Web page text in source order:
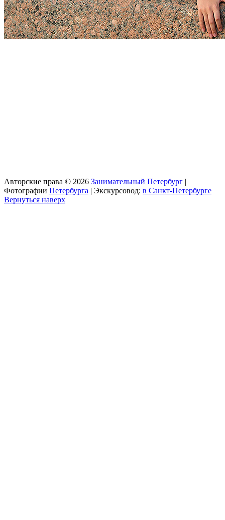
Авторские права © 2026 Занимательный Петербург |
Фотографии Петербурга | Экскурсовод: в Санкт-Петербурге
Вернуться наверх